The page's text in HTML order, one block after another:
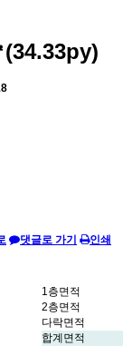
(34.33py)
댓글로 가기 인쇄
1층면적
2층면적
다락면적
합계면적